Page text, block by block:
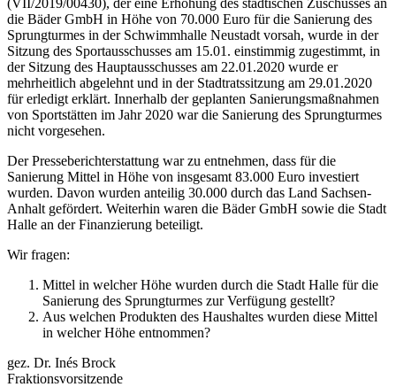
die Bäder GmbH in Höhe von 70.000 Euro für die Sanierung des
Sprungturmes in der Schwimmhalle Neustadt vorsah, wurde in der
Sitzung des Sportausschusses am 15.01. einstimmig zugestimmt, in
der Sitzung des Hauptausschusses am 22.01.2020 wurde er
mehrheitlich abgelehnt und in der Stadtratssitzung am 29.01.2020
für erledigt erklärt. Innerhalb der geplanten Sanierungsmaßnahmen
von Sportstätten im Jahr 2020 war die Sanierung des Sprungturmes
nicht vorgesehen.
Der Presseberichterstattung war zu entnehmen, dass für die
Sanierung Mittel in Höhe von insgesamt 83.000 Euro investiert
wurden. Davon wurden anteilig 30.000 durch das Land Sachsen-
Anhalt gefördert. Weiterhin waren die Bäder GmbH sowie die Stadt
Halle an der Finanzierung beteiligt.
Wir fragen:
Mittel in welcher Höhe wurden durch die Stadt Halle für die
Sanierung des Sprungturmes zur Verfügung gestellt?
Aus welchen Produkten des Haushaltes wurden diese Mittel
in welcher Höhe entnommen?
gez. Dr. Inés Brock
Fraktionsvorsitzende